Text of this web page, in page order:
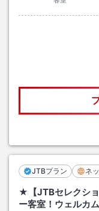
JTBプラン ネ
★【JTBセレクシ
ー客室！ウェルカ